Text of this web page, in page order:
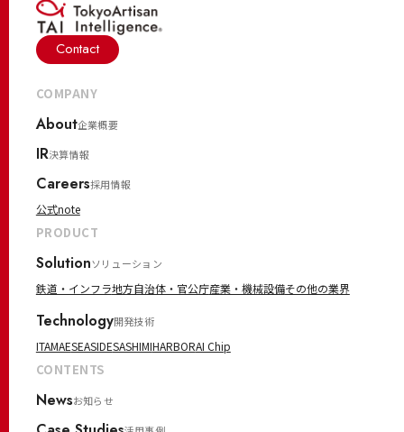
Contact
COMPANY
About企業概要
IR決算情報
Careers採用情報
公式note
PRODUCT
Solutionソリューション
鉄道・インフラ地方自治体・官公庁産業・機械設備その他の業界
Technology開発技術
ITAMAESEASIDESASHIMIHARBORAI Chip
CONTENTS
Newsお知らせ